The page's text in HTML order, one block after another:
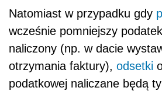
Natomiast w przypadku gdy
wcześnie pomniejszy
naliczony (np. w dacie
otrzymania faktury), odsetki
podatkowej naliczane będą